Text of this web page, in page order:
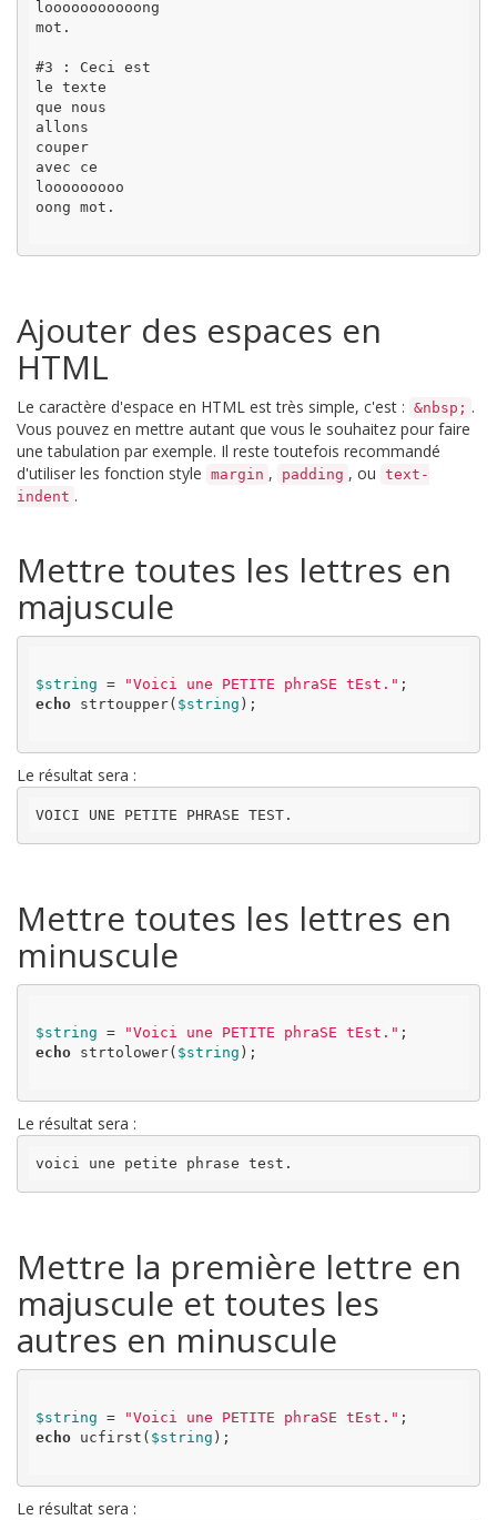
looooooooooong
mot.
#3 : Ceci est
le texte
que nous
allons
couper
avec ce
looooooooo
oong mot.
Ajouter des espaces en
HTML
Le caractère d'espace en HTML est très simple, c'est : &nbsp; .
Vous pouvez en mettre autant que vous le souhaitez pour faire
une tabulation par exemple. Il reste toutefois recommandé
d'utiliser les fonction style margin , padding , ou text-
indent .
Mettre toutes les lettres en
majuscule
$string = "Voici une PETITE phraSE tEst."
echo strtoupper( $string );
Le résultat sera :
VOICI UNE PETITE PHRASE TEST.
Mettre toutes les lettres en
minuscule
$string = "Voici une PETITE phraSE tEst."
echo strtolower( $string );
Le résultat sera :
voici une petite phrase test.
Mettre la première lettre en
majuscule et toutes les
autres en minuscule
$string = "Voici une PETITE phraSE tEst."
echo ucfirst( $string );
Le résultat sera :